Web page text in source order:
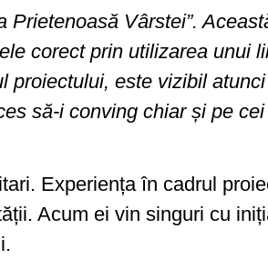
Vârstei”.
corect prin utilizarea unui
proiectului, este vizibil
să-i conving chiar și pe
Experiența în cadrul
Acum ei vin singuri cu